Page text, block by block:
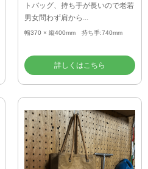
トバッグ、持ち手が長いので老若
男女問わず肩から...
幅370 × 縦400mm 持ち手:740mm
詳しくはこちら